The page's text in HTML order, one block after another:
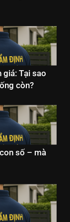
Tại sao
còn?
số – mà